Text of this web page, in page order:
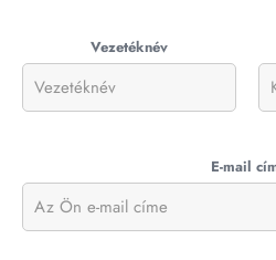
Vezetéknév
E-mail